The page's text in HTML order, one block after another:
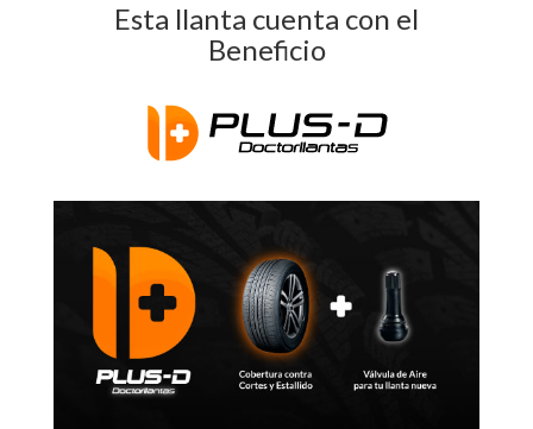
Esta llanta cuenta con el
Beneficio